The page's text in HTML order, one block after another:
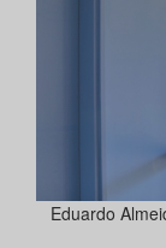
Eduardo